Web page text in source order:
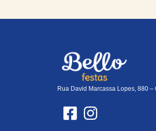
Rua David Marcassa Lopes, 880 –